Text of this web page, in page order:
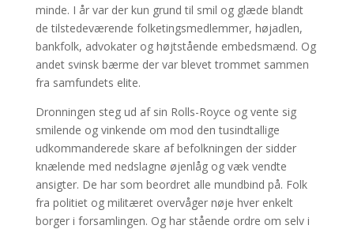
minde. I år var der kun grund til smil og glæde blandt
de tilstedeværende folketingsmedlemmer, højadlen,
bankfolk, advokater og højtstående embedsmænd. Og
andet svinsk bærme der var blevet trommet sammen
fra samfundets elite.
Dronningen steg ud af sin Rolls-Royce og vente sig
smilende og vinkende om mod den tusindtallige
udkommanderede skare af befolkningen der sidder
knælende med nedslagne øjenlåg og væk vendte
ansigter. De har som beordret alle mundbind på. Folk
fra politiet og militæret overvåger nøje hver enkelt
borger i forsamlingen. Og har stående ordre om selv i